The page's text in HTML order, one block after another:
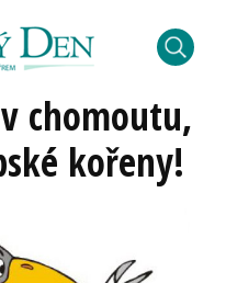
chomoutu,
kořeny!